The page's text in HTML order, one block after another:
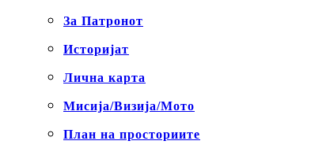
За Патронот
Историјат
Лична карта
Мисија/Визија/Мото
План на просториите